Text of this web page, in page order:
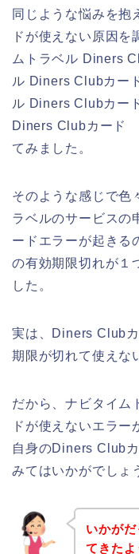
同じような悩みを
ドが使えない原因を
ムトラベル Diners
ル Diners Clubカー
ル Diners Clubカー
Diners Clubカード
てみました。
そのような感じで色
ラベルのサービスの
ードエラーが起きる
の有効期限切れが１
した。
実は、Diners Club
期限が切れて使えな
だから、ナビタイム
ドが使えないエラー
自身のDiners Club
みてはいかがでしょ
いかが
てきた